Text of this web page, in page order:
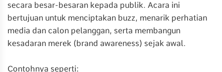
secara besar-besaran kepada publik. Acara ini
bertujuan untuk menciptakan buzz, menarik perhatian
media dan calon pelanggan, serta membangun
kesadaran merek (brand awareness) sejak awal.
Contohnya seperti: